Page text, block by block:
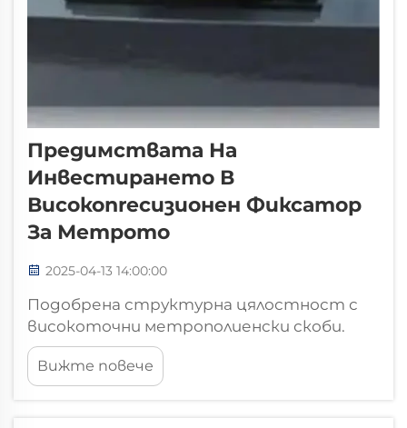
Предимствата На
Инвестирането В
Високопrecизионен Фиксатор
За Метрото
2025-04-13 14:00:00
Подобрена структурна цялостност с
високоточни метрополиенски скоби.
Основни компоненти, осигуряващи
стабилност на релсите. Скобите,
използвани в метрополиенските релси,
Вижте повече